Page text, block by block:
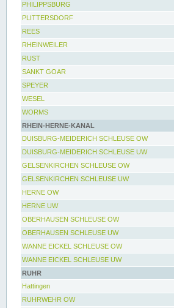
PHILIPPSBURG
PLITTERSDORF
REES
RHEINWEILER
RUST
SANKT GOAR
SPEYER
WESEL
WORMS
RHEIN-HERNE-KANAL
DUISBURG-MEIDERICH SCHLEUSE OW
DUISBURG-MEIDERICH SCHLEUSE UW
GELSENKIRCHEN SCHLEUSE OW
GELSENKIRCHEN SCHLEUSE UW
HERNE OW
HERNE UW
OBERHAUSEN SCHLEUSE OW
OBERHAUSEN SCHLEUSE UW
WANNE EICKEL SCHLEUSE OW
WANNE EICKEL SCHLEUSE UW
RUHR
Hattingen
RUHRWEHR OW